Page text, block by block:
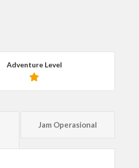
Adventure Level
Jam Operasional